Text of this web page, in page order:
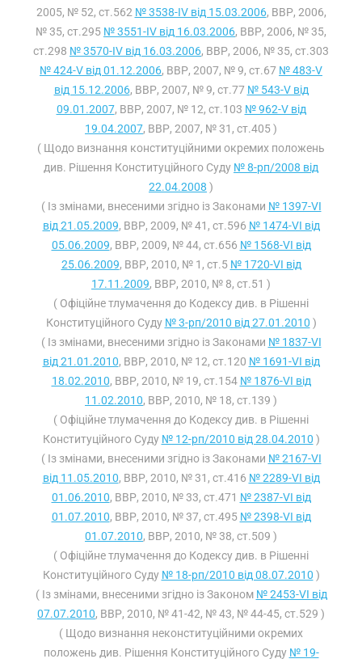
2005, № 52, ст.562 № 3538-IV від 15.03.2006, ВВР, 2006,
№ 35, ст.295 № 3551-IV від 16.03.2006, ВВР, 2006, № 35,
ст.298 № 3570-IV від 16.03.2006, ВВР, 2006, № 35, ст.303
№ 424-V від 01.12.2006, ВВР, 2007, № 9, ст.67 № 483-V
від 15.12.2006, ВВР, 2007, № 9, ст.77 № 543-V від
09.01.2007, ВВР, 2007, № 12, ст.103 № 962-V від
19.04.2007, ВВР, 2007, № 31, ст.405 )
( Щодо визнання конституційними окремих положень
див. Рішення Конституційного Суду № 8-рп/2008 від
22.04.2008 )
( Із змінами, внесеними згідно із Законами № 1397-VI
від 21.05.2009, ВВР, 2009, № 41, ст.596 № 1474-VI від
05.06.2009, ВВР, 2009, № 44, ст.656 № 1568-VI від
25.06.2009, ВВР, 2010, № 1, ст.5 № 1720-VI від
17.11.2009, ВВР, 2010, № 8, ст.51 )
( Офіційне тлумачення до Кодексу див. в Рішенні
Конституційного Суду № 3-рп/2010 від 27.01.2010 )
( Із змінами, внесеними згідно із Законами № 1837-VI
від 21.01.2010, ВВР, 2010, № 12, ст.120 № 1691-VI від
18.02.2010, ВВР, 2010, № 19, ст.154 № 1876-VI від
11.02.2010, ВВР, 2010, № 18, ст.139 )
( Офіційне тлумачення до Кодексу див. в Рішенні
Конституційного Суду № 12-рп/2010 від 28.04.2010 )
( Із змінами, внесеними згідно із Законами № 2167-VI
від 11.05.2010, ВВР, 2010, № 31, ст.416 № 2289-VI від
01.06.2010, ВВР, 2010, № 33, ст.471 № 2387-VI від
01.07.2010, ВВР, 2010, № 37, ст.495 № 2398-VI від
01.07.2010, ВВР, 2010, № 38, ст.509 )
( Офіційне тлумачення до Кодексу див. в Рішенні
Конституційного Суду № 18-рп/2010 від 08.07.2010 )
( Із змінами, внесеними згідно із Законом № 2453-VI від
07.07.2010, ВВР, 2010, № 41-42, № 43, № 44-45, ст.529 )
( Щодо визнання неконституційними окремих
положень див. Рішення Конституційного Суду № 19-